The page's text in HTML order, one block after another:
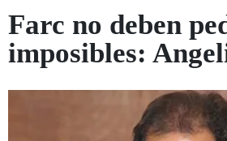
Farc no deben
imposibles: